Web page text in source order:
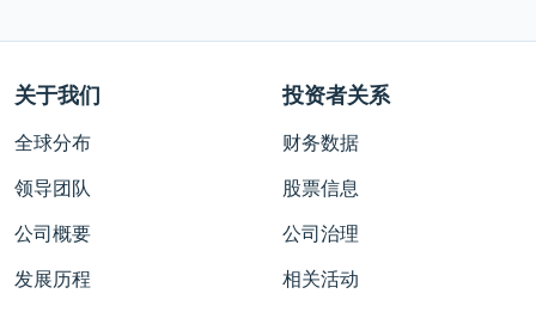
关于我们
全球分布
领导团队
公司概要
发展历程
投资者关系
财务数据
股票信息
公司治理
相关活动